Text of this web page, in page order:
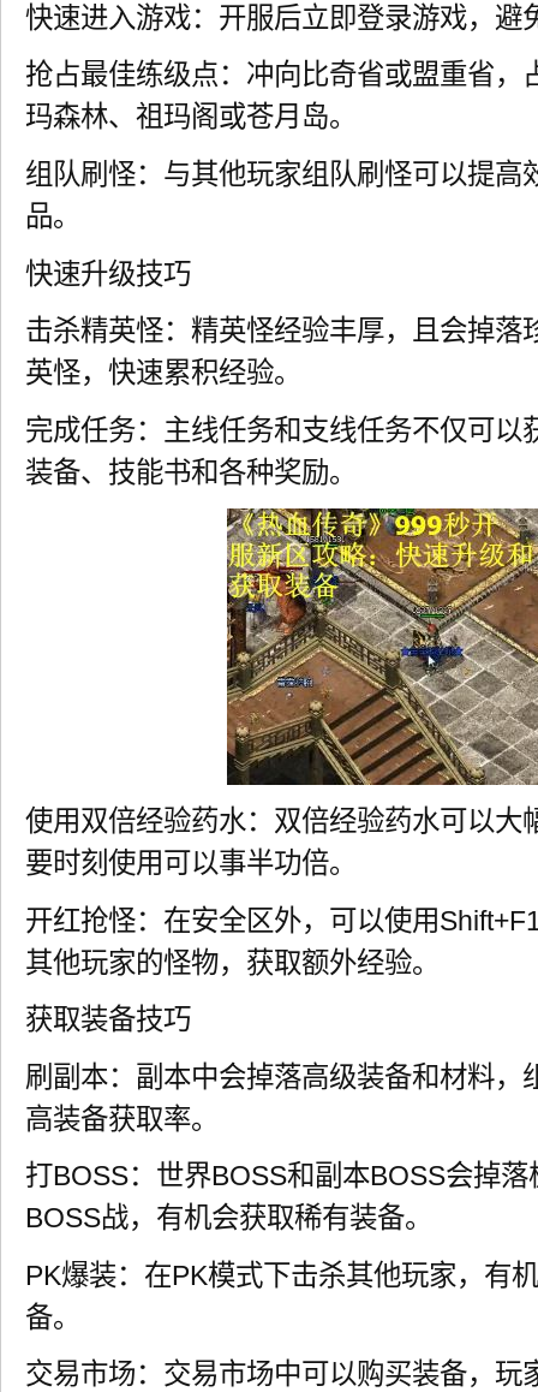
快速进入游戏：开服后立即登录游戏，避
抢占最佳练级点：冲向比奇省或盟重省，
玛森林、祖玛阁或苍月岛。
组队刷怪：与其他玩家组队刷怪可以提高
品。
快速升级技巧
击杀精英怪：精英怪经验丰厚，且会掉落
英怪，快速累积经验。
完成任务：主线任务和支线任务不仅可以
装备、技能书和各种奖励。
使用双倍经验药水：双倍经验药水可以大
要时刻使用可以事半功倍。
开红抢怪：在安全区外，可以使用
其他玩家的怪物，获取额外经验。
获取装备技巧
刷副本：副本中会掉落高级装备和材料，
高装备获取率。
打BOSS：世界BOSS和副本BOSS会掉
BOSS战，有机会获取稀有装备。
PK爆装：在PK模式下击杀其他玩家，有
备。
交易市场：交易市场中可以购买装备，玩